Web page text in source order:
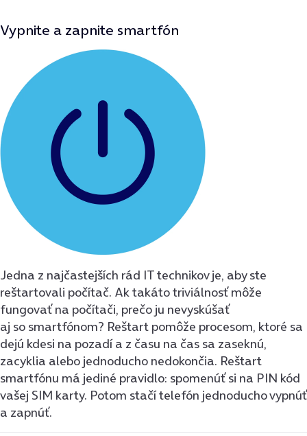
Vypnite a zapnite smartfón
Jedna z najčastejších rád IT technikov je, aby ste
reštartovali počítač. Ak takáto triviálnosť môže
fungovať na počítači, prečo ju nevyskúšať
aj so smartfónom? Reštart pomôže procesom, ktoré sa
dejú kdesi na pozadí a z času na čas sa zaseknú,
zacyklia alebo jednoducho nedokončia. Reštart
smartfónu má jediné pravidlo: spomenúť si na PIN kód
vašej SIM karty. Potom stačí telefón jednoducho vypnúť
a zapnúť.